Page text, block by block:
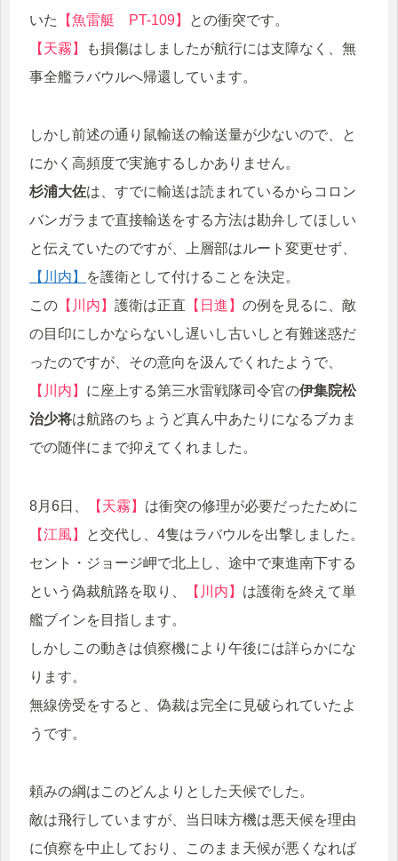
いた
【魚雷艇 PT-109】
との衝突です。
【天霧】
も損傷はしましたが航行には支障なく、無
事全艦ラバウルへ帰還しています。
しかし前述の通り鼠輸送の輸送量が少ないので、と
にかく高頻度で実施するしかありません。
杉浦大佐は、すでに輸送は読まれているからコロン
バンガラまで直接輸送をする方法は勘弁してほしい
と伝えていたのですが、上層部はルート変更せず、
【川内】
を護衛として付けることを決定。
この 【川内】 護衛は正直 【日進】 の例を見るに、敵
の目印にしかならないし遅いし古いしと有難迷惑だ
ったのですが、その意向を汲んでくれたようで、
【川内】 に座上する第三水雷戦隊司令官の伊集院松
治少将は航路のちょうど真ん中あたりになるブカま
での随伴にまで抑えてくれました。
8月6日、 【天霧】 は衝突の修理が必要だったために
【江風】
と交代し、4隻はラバウルを出撃しました。
セント・ジョージ岬で北上し、途中で東進南下する
という偽裁航路を取り、
【川内】 は護衛を終えて単
艦ブインを目指します。
しかしこの動きは偵察機により午後には詳らかにな
ります。
無線傍受をすると、偽裁は完全に見破られていたよ
うです。
頼みの綱はこのどんよりとした天候でした。
敵は飛行していますが、当日味方機は悪天候を理由
に偵察を中止しており、このまま天候が悪くなれば